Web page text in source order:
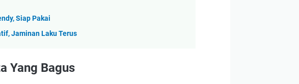
Siap Pakai
Jaminan Laku Terus
Yang Bagus